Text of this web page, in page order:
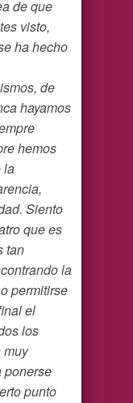
de que
visto,
ha hecho
de
hayamos
hemos
la
Siento
que es
tan
la
permitirse
el
los
muy
ponerse
punto